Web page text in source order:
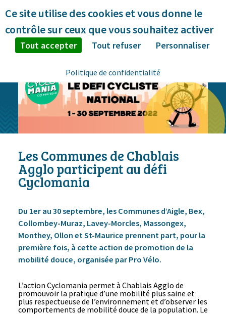
Les Communes de Chablais
Agglo participent au défi
Cyclomania
Du 1er au 30 septembre, les Communes d’Aigle, Bex,
Collombey-Muraz, Lavey-Morcles, Massongex,
Monthey, Ollon et St-Maurice prennent part, pour la
première fois, à cette action de promotion de la
mobilité douce, organisée par Pro Vélo.
L’action Cyclomania permet à Chablais Agglo de
promouvoir la pratique d’une mobilité plus saine et
plus respectueuse de l’environnement et d’observer les
comportements de mobilité douce de la population. Le
Ce site utilise des cookies et vous donne le
contrôle sur ceux que vous souhaitez activer
Tout accepter Tout refuser Personnaliser
Politique de confidentialité